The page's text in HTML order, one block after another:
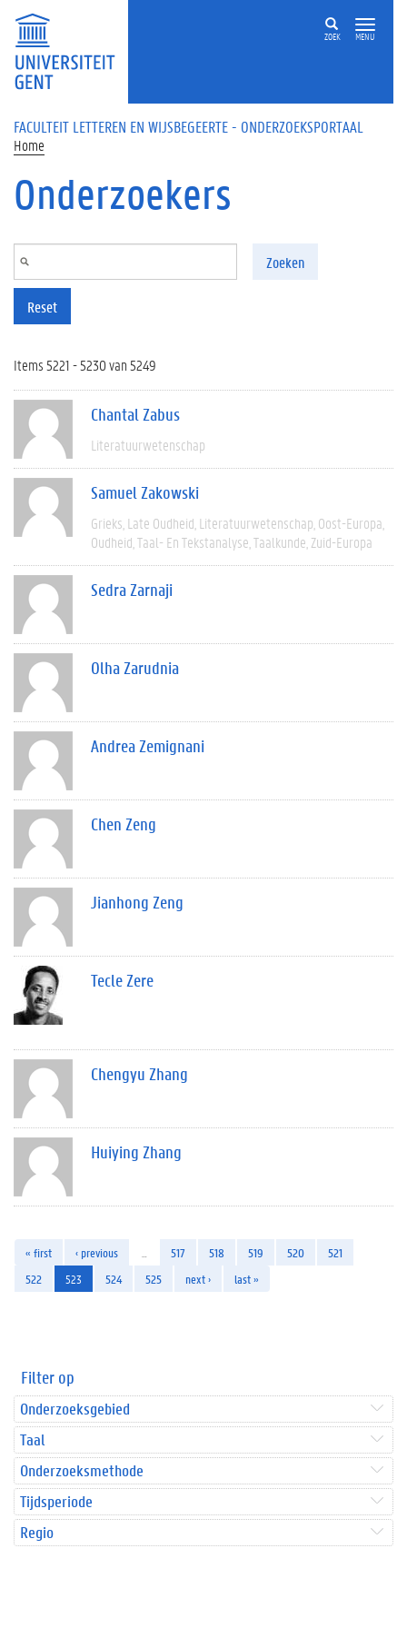
Overslaan en naar de inhoud gaan
ZOEK MENU
FACULTEIT LETTEREN EN WIJSBEGEERTE - ONDERZOEKSPORTAAL
Home
Onderzoekers
Zoeken
Reset
Items 5221 - 5230 van 5249
Chantal Zabus
Literatuurwetenschap
Samuel Zakowski
Grieks Late Oudheid Literatuurwetenschap Oost-Europa
Oudheid Taal- En Tekstanalyse Taalkunde Zuid-Europa
Sedra Zarnaji
Olha Zarudnia
Andrea Zemignani
Chen Zeng
Jianhong Zeng
Tecle Zere
Chengyu Zhang
Huiying Zhang
« first ‹ previous 517 518 519 520
521
522
523 524 525 next › last »
Filter op
Onderzoeksgebied
Taal
Onderzoeksmethode
Tijdsperiode
Regio